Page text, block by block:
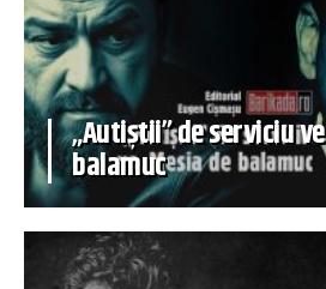
„Autiștii” de serviciu
balamuc